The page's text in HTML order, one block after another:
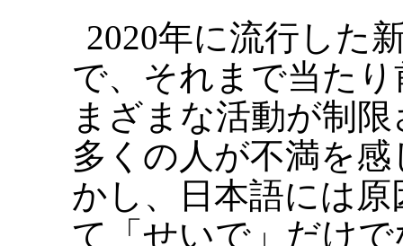
2020年に流行した
で、それまで当た
まざまな活動が制
多くの人が不満を
かし、日本語には
て「せいで」だけ